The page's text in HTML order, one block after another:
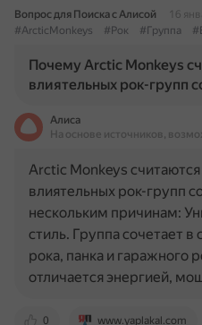
Вопрос для Поиска с Алисой
16
#ArcticMonkeys
#Рок #Группа
Почему Arctic Monkeys
влиятельных рок-групп
Алиса
На основе источников,
0 www.yaplakal.com
Arctic Monkeys
влиятельных рок-групп
нескольким причинам:
стиль. Группа сочетает
рока, панка и гаражного
отличается энергией,